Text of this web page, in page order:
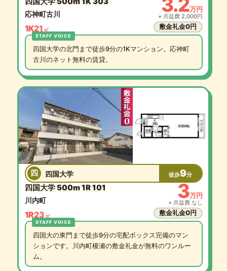
応神町古川
1K21 ㎡
万円
+ 共益費 2,000円
敷金礼金0円
四国大学の北門まで徒歩9分の1Kマンション。応神町
古川のネット無料の賃貸。
四 四国大学 徒歩9分
四国大学 500m 1R 101
川内町
1R23 ㎡
3万円
+ 共益費 なし
敷金礼金0円
四国大の東門まで徒歩9分の宅配ボックス完備のマン
ションです。川内町榎瀬の敷金礼金が無料のワンルー
ム。